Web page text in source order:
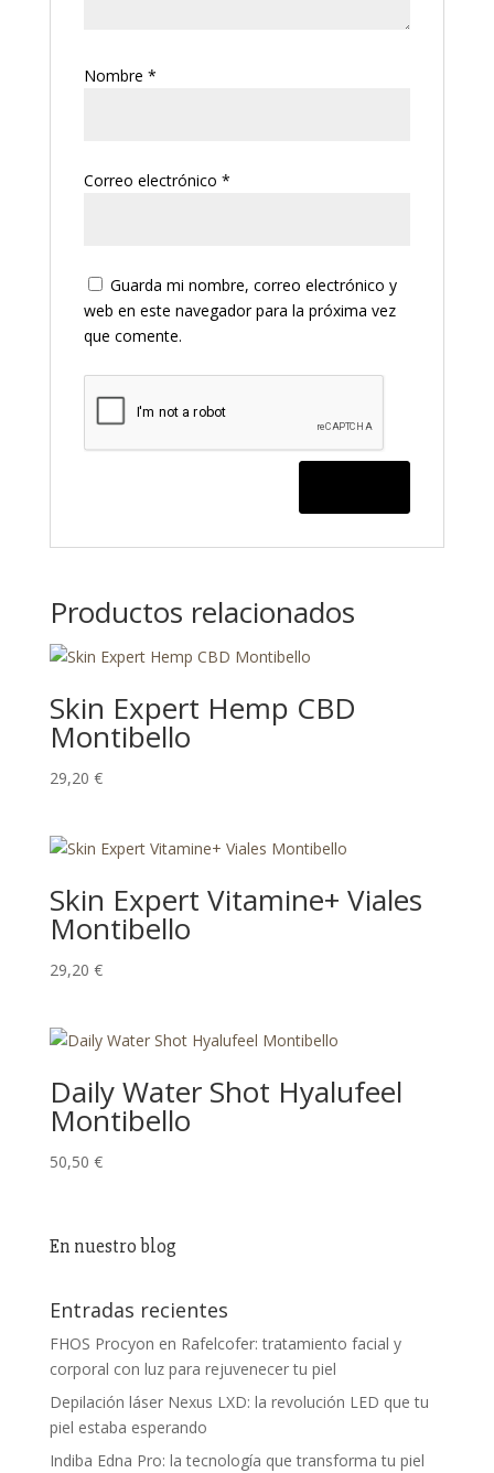
Nombre *
Correo electrónico *
Guarda mi nombre, correo electrónico y
web en este navegador para la próxima vez
que comente.
Productos relacionados
Skin Expert Hemp CBD
Montibello
29,20 €
Skin Expert Vitamine+ Viales
Montibello
29,20 €
Daily Water Shot Hyalufeel
Montibello
50,50 €
En nuestro blog
Entradas recientes
FHOS Procyon en Rafelcofer: tratamiento facial y
corporal con luz para rejuvenecer tu piel
Depilación láser Nexus LXD: la revolución LED que tu
piel estaba esperando
Indiba Edna Pro: la tecnología que transforma tu piel